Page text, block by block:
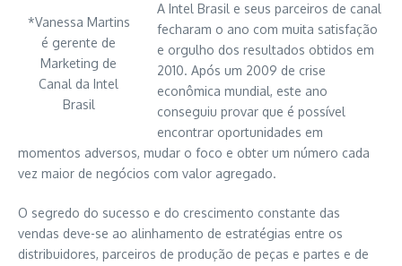
*Vanessa Martins
é gerente de
Marketing de
Canal da Intel
Brasil
A Intel Brasil e seus parceiros de canal
fecharam o ano com muita satisfação
e orgulho dos resultados obtidos em
2010. Após um 2009 de crise
econômica mundial, este ano
conseguiu provar que é possível
encontrar oportunidades em
momentos adversos, mudar o foco e obter um número cada
vez maior de negócios com valor agregado.
O segredo do sucesso e do crescimento constante das
vendas deve-se ao alinhamento de estratégias entre os
distribuidores, parceiros de produção de peças e partes e de